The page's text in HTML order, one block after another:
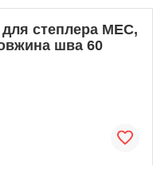
степлера MEC,
шва 60